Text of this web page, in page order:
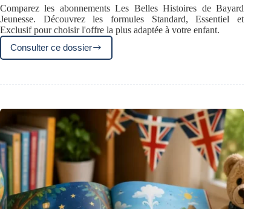
Comparez les abonnements Les Belles Histoires de Bayard
Jeunesse. Découvrez les formules Standard, Essentiel et
Exclusif pour choisir l'offre la plus adaptée à votre enfant.
Consulter ce dossier
Abonnement
Les
Histoires
formule
Bayard
Jeunesse
choisir